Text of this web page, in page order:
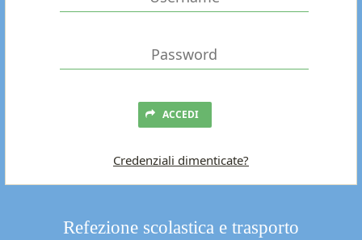
Refezione scolastica e trasporto
ACCEDI
Credenziali dimenticate?